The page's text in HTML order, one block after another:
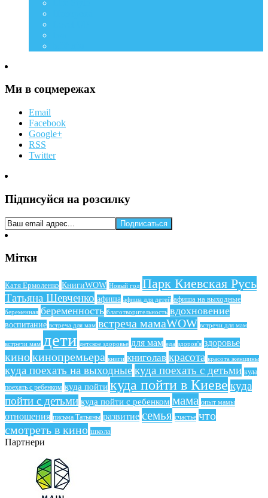
Ми в соцмережах
Email
Facebook
Google+
RSS
Twitter
Підписуйся на розсилку
Мітки
Катя Ермоленко КнигиWOW Новый год Парк Киевская Русь
Татьяна Шевченко афиша афиша для детей афиша на выходные
беременная беременность благотворительность вдохновение
воспитание встреча для мам встреча мамаWOW встречи для мам
встречи мам дети детское здоровье для мам еда здоров'я здоровье
кинокинопремьера книги книголав красота красота женщины
куда поехать на выходныекуда поехать с детьми куда
поехать с ребенком куда пойти куда пойти в Киеве куда
пойти с детьми куда пойти с ребенком мама опыт мамы
отношения письма Татьяны развитие семья счастье что
смотреть в кино школа
Партнери